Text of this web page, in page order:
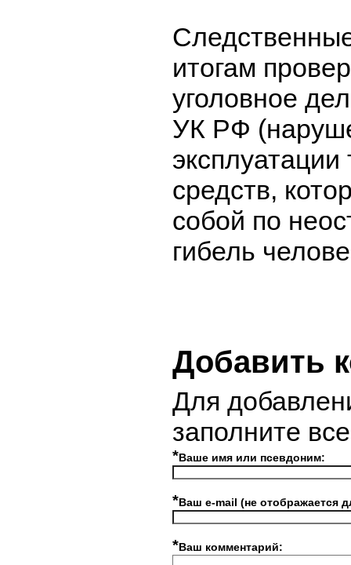
итогам
уголовное
УК РФ
средств,
собой по
гибель
Добавить
Для
заполните
*Ваше имя или псевдоним:
*Ваш e-mail (не отображается
*Ваш комментарий: